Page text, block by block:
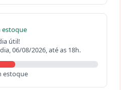
estoque
útil!
06/08/2026, até as 18h.
estoque